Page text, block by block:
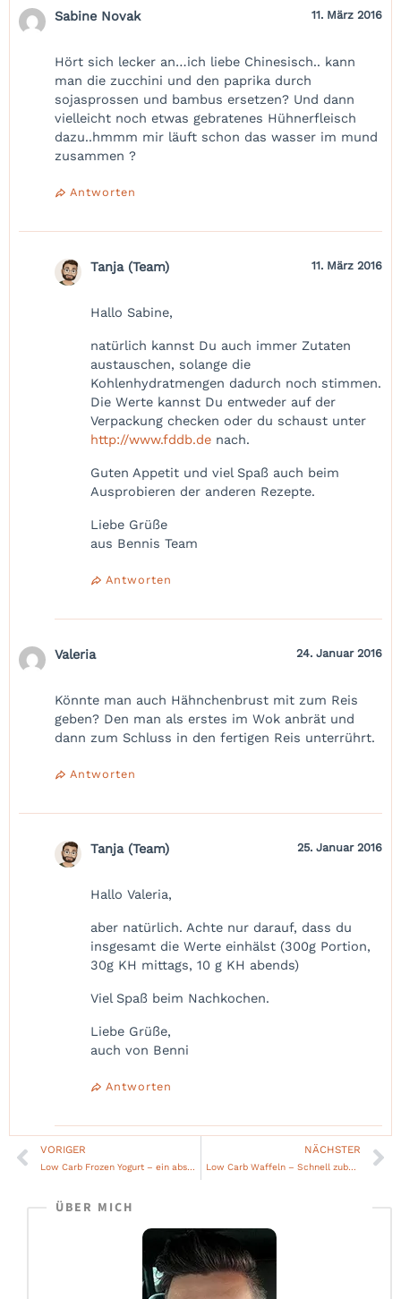
Sabine Novak 11. März 2016
Hört sich lecker an…ich liebe Chinesisch.. kann
man die zucchini und den paprika durch
sojasprossen und bambus ersetzen? Und dann
vielleicht noch etwas gebratenes Hühnerfleisch
dazu..hmmm mir läuft schon das wasser im mund
zusammen ?
Antworten
Tanja (Team) 11. März 2016
Hallo Sabine,
natürlich kannst Du auch immer Zutaten
austauschen, solange die
Kohlenhydratmengen dadurch noch stimmen.
Die Werte kannst Du entweder auf der
Verpackung checken oder du schaust unter
http://www.fddb.de nach.
Guten Appetit und viel Spaß auch beim
Ausprobieren der anderen Rezepte.
Liebe Grüße
aus Bennis Team
Antworten
Valeria 24. Januar 2016
Könnte man auch Hähnchenbrust mit zum Reis
geben? Den man als erstes im Wok anbrät und
dann zum Schluss in den fertigen Reis unterrührt.
Antworten
Tanja (Team) 25. Januar 2016
Hallo Valeria,
aber natürlich. Achte nur darauf, dass du
insgesamt die Werte einhälst (300g Portion,
30g KH mittags, 10 g KH abends)
Viel Spaß beim Nachkochen.
Liebe Grüße,
auch von Benni
Antworten
Zurück
VORIGER
Low Carb Frozen Yogurt – ein absolutes Highlight!
NÄCHSTER
Low Carb Waffeln – Schnell zubereitet und super lecker!
ÜBER MICH